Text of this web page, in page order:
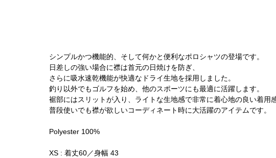
シンプルかつ機能的、そして何かと便利なポロシャツの登場です。
日差しの強い場合に襟は首元の日焼けを防ぎ、
さらに吸水速乾機能が快適なドライ生地を採用しました。
釣り以外でもゴルフを始め、他のスポーツにも最適に活躍します。
裾部にはスリットが入り、ライトな生地感で非常に着心地の良い着用
普段使いでも襟が欲しいコーディネート時に大活躍のアイテムです。
Polyester 100%
XS : 着丈60／身幅 43